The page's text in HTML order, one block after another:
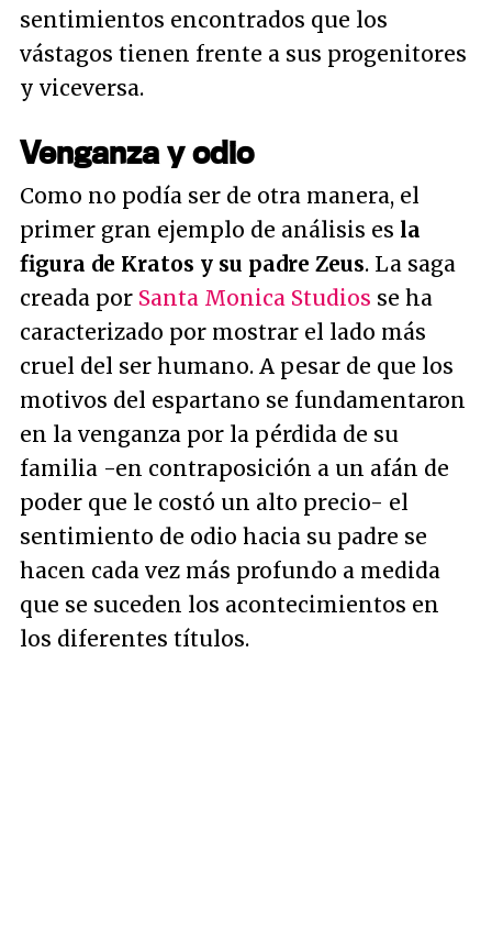
sentimientos encontrados que los
vástagos tienen frente a sus progenitores
y viceversa.
Venganza y odio
Como no podía ser de otra manera, el
primer gran ejemplo de análisis es la
figura de Kratos y su padre Zeus. La saga
creada por Santa Monica Studios se ha
caracterizado por mostrar el lado más
cruel del ser humano. A pesar de que los
motivos del espartano se fundamentaron
en la venganza por la pérdida de su
familia -en contraposición a un afán de
poder que le costó un alto precio- el
sentimiento de odio hacia su padre se
hacen cada vez más profundo a medida
que se suceden los acontecimientos en
los diferentes títulos.